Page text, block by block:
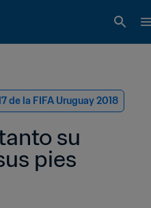
de la FIFA Uruguay 2018
su
pies